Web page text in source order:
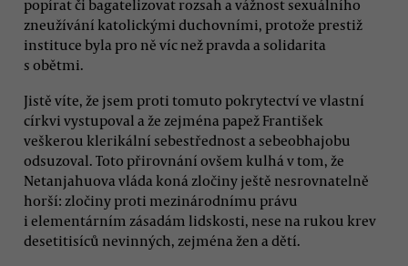
popírat či bagatelizovat rozsah a vážnost sexuálního
zneužívání katolickými duchovními, protože prestiž
instituce byla pro ně víc než pravda a solidarita
s obětmi.
Jistě víte, že jsem proti tomuto pokrytectví ve vlastní
církvi vystupoval a že zejména papež František
veškerou klerikální sebestřednost a sebeobhajobu
odsuzoval. Toto přirovnání ovšem kulhá v tom, že
Netanjahuova vláda koná zločiny ještě nesrovnatelně
horší: zločiny proti mezinárodnímu právu
i elementárním zásadám lidskosti, nese na rukou krev
desetitisíců nevinných, zejména žen a dětí.